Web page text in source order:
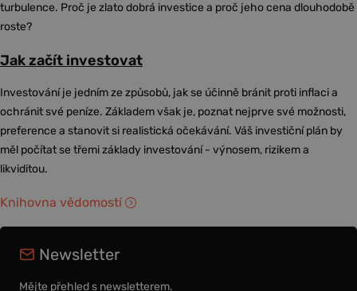
turbulence. Proč je zlato dobrá investice a proč jeho cena dlouhodobě
roste?
Jak začít investovat
Investování je jedním ze způsobů, jak se účinně bránit proti inflaci a
ochránit své peníze. Základem však je, poznat nejprve své možnosti,
preference a stanovit si realistická očekávání. Váš investiční plán by
měl počítat se třemi základy investování - výnosem, rizikem a
likviditou.
Knihovna vědomostí
Newsletter
Mějte přehled s newsletterem.